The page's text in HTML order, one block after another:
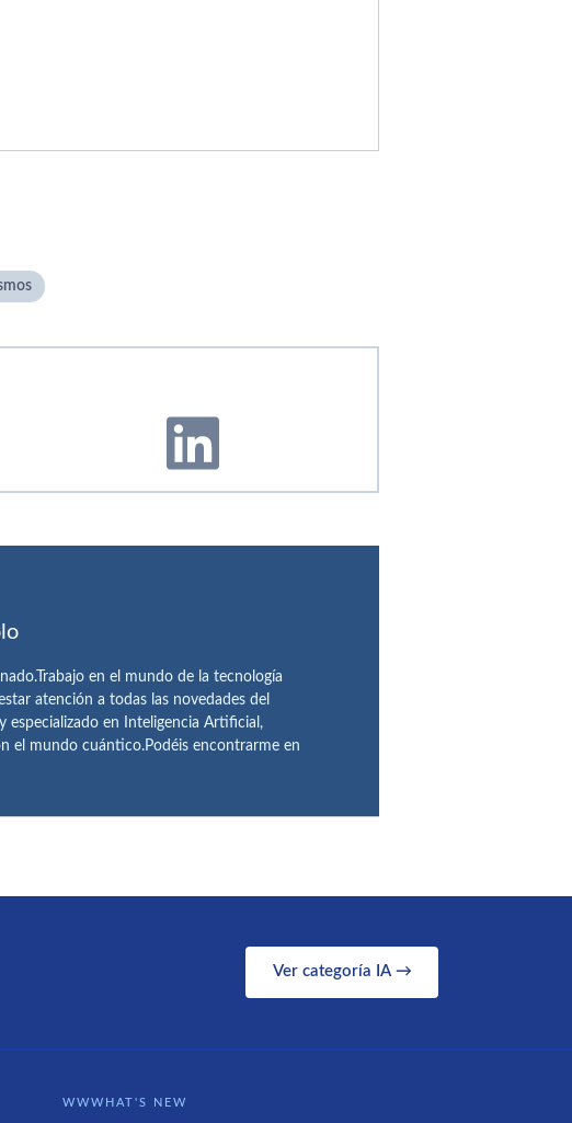
en el mundo de la tecnología
atención a todas las novedades del
en Inteligencia Artificial,
el mundo cuántico.Podéis encontrarme en
Ver categoría IA →
WWWHAT'S NEW